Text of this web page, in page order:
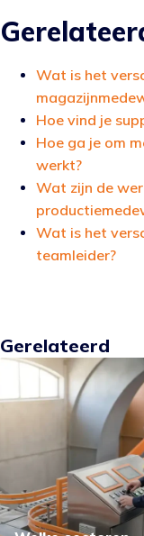
Wat is het
Hoe vind je
Hoe ga je om
werkt?
Wat zijn de
Wat is het
teamleider?
Gerelateerd